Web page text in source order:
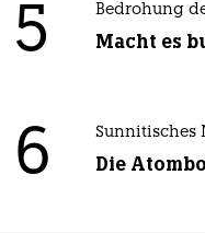
5 Bedrohung
Macht es
6 Die